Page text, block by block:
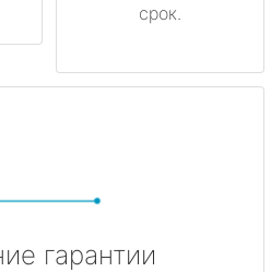
срок.
гарантии